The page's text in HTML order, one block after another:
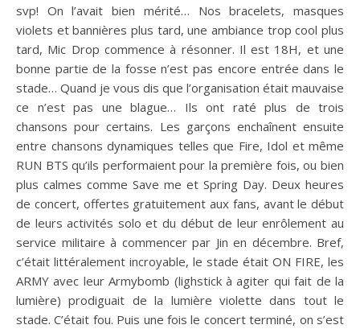
svp! On l’avait bien mérité… Nos bracelets, masques
violets et bannières plus tard, une ambiance trop cool plus
tard, Mic Drop commence à résonner. Il est 18H, et une
bonne partie de la fosse n’est pas encore entrée dans le
stade… Quand je vous dis que l’organisation était mauvaise
ce n’est pas une blague… Ils ont raté plus de trois
chansons pour certains. Les garçons enchaînent ensuite
entre chansons dynamiques telles que Fire, Idol et même
RUN BTS qu’ils performaient pour la première fois, ou bien
plus calmes comme Save me et Spring Day. Deux heures
de concert, offertes gratuitement aux fans, avant le début
de leurs activités solo et du début de leur enrôlement au
service militaire à commencer par Jin en décembre. Bref,
c’était littéralement incroyable, le stade était ON FIRE, les
ARMY avec leur Armybomb (lighstick à agiter qui fait de la
lumière) prodiguait de la lumière violette dans tout le
stade. C’était fou. Puis une fois le concert terminé, on s’est